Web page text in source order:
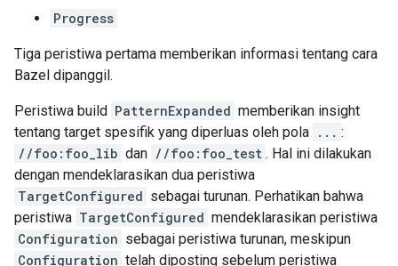
Progress
Tiga peristiwa pertama memberikan informasi tentang cara
Bazel dipanggil.
Peristiwa build PatternExpanded memberikan insight
tentang target spesifik yang diperluas oleh pola ... :
//foo:foo_lib dan //foo:foo_test . Hal ini dilakukan
dengan mendeklarasikan dua peristiwa
TargetConfigured sebagai turunan. Perhatikan bahwa
peristiwa TargetConfigured mendeklarasikan peristiwa
Configuration sebagai peristiwa turunan, meskipun
Configuration telah diposting sebelum peristiwa